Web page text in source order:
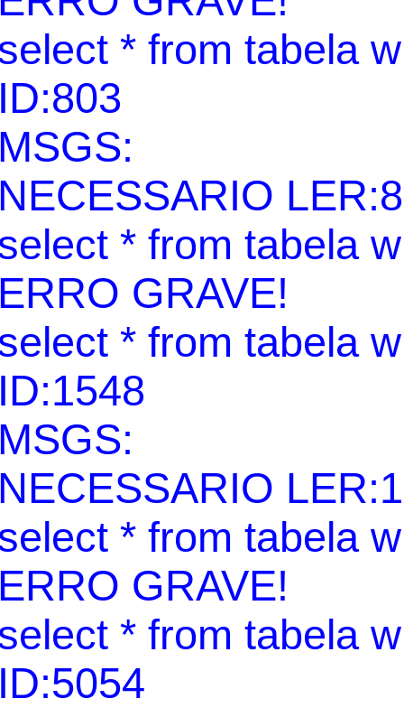
* from tabela
* from tabela
GRAVE!
* from tabela
* from tabela
GRAVE!
* from tabela